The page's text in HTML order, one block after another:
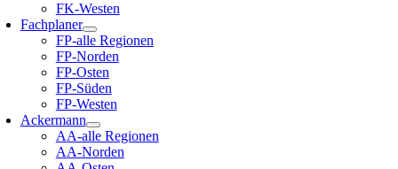
FK-Westen
Fachplaner
FP-alle Regionen
FP-Norden
FP-Osten
FP-Süden
FP-Westen
Ackermann
AA-alle Regionen
AA-Norden